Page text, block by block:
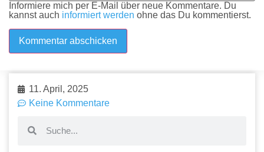
Informiere mich per E-Mail über neue Kommentare. Du
kannst auch informiert werden ohne das Du kommentierst.
11. April, 2025
Keine Kommentare